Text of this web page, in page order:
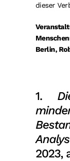
dieser
Berlin,
1.
2023,